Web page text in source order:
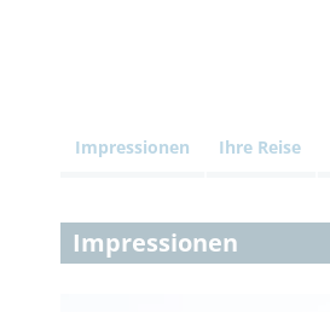
Impressionen Ihre Reise
Impressionen